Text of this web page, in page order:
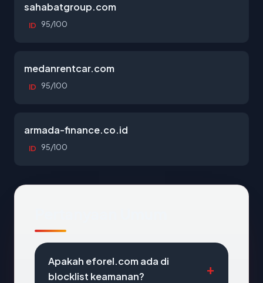
sahabatgroup.com
ID 95/100
medanrentcar.com
ID 95/100
armada-finance.co.id
ID 95/100
Apakah eforel.com ada di
blocklist keamanan?